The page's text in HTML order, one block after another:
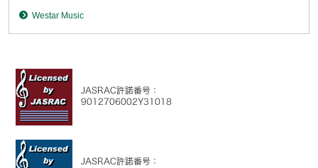
Westar Music